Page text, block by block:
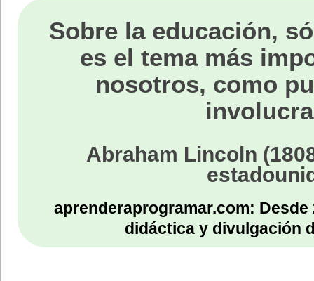
Sobre la educación,
es el tema más
nosotros, como
Abraham Lincoln
aprenderaprogramar.com:
didáctica y divulgación